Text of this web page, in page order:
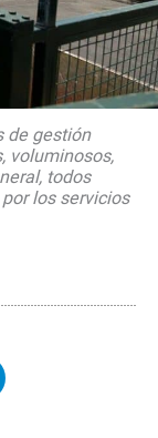
de gestión
voluminosos,
todos
los servicios